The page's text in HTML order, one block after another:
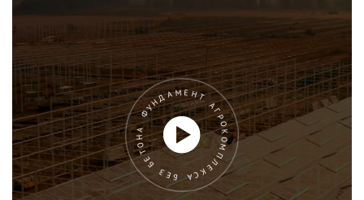
ФУНДАМЕНТ АГРОКОМПЛЕКСА БЕЗ БЕТОНА